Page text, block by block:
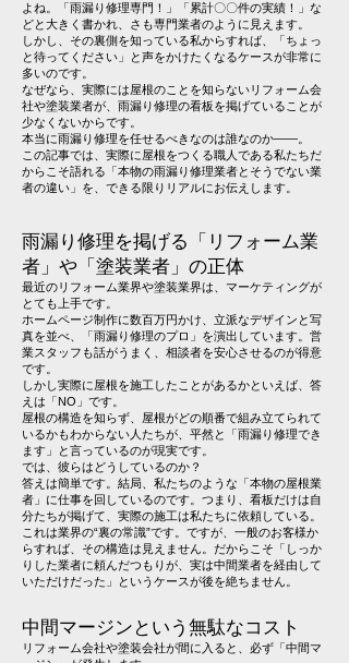
よね。「雨漏り修理専門！」「累計〇〇件の実績！」な
どと大きく書かれ、さも専門業者のように見えます。
しかし、その裏側を知っている私からすれば、「ちょっ
と待ってください」と声をかけたくなるケースが非常に
多いのです。
なぜなら、実際には屋根のことを知らないリフォーム会
社や塗装業者が、雨漏り修理の看板を掲げていることが
少なくないからです。
本当に雨漏り修理を任せるべきなのは誰なのか――。
この記事では、実際に屋根をつくる職人である私たちだ
からこそ語れる「本物の雨漏り修理業者とそうでない業
者の違い」を、できる限りリアルにお伝えします。
雨漏り修理を掲げる「リフォーム業
者」や「塗装業者」の正体
最近のリフォーム業界や塗装業界は、マーケティングが
とても上手です。
ホームページ制作に数百万円かけ、立派なデザインと写
真を並べ、「雨漏り修理のプロ」を演出しています。営
業スタッフも話がうまく、相談者を安心させるのが得意
です。
しかし実際に屋根を施工したことがあるかといえば、答
えは「NO」です。
屋根の構造を知らず、屋根がどの順番で組み立てられて
いるかもわからない人たちが、平然と「雨漏り修理でき
ます」と言っているのが現実です。
では、彼らはどうしているのか？
答えは簡単です。結局、私たちのような「本物の屋根業
者」に仕事を回しているのです。つまり、看板だけは自
分たちが掲げて、実際の施工は私たちに依頼している。
これは業界の“裏の常識”です。ですが、一般のお客様か
らすれば、その構造は見えません。だからこそ「しっか
りした業者に頼んだつもりが、実は中間業者を経由して
いただけだった」というケースが後を絶ちません。
中間マージンという無駄なコスト
リフォーム会社や塗装会社が間に入ると、必ず「中間マ